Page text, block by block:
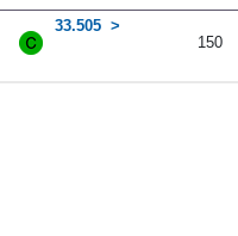
33.505
150